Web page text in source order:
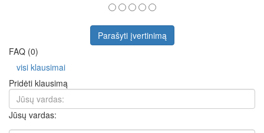
Parašyti įvertinimą
FAQ (0)
visi klausimai
Pridėti klausimą
Jūsų vardas: